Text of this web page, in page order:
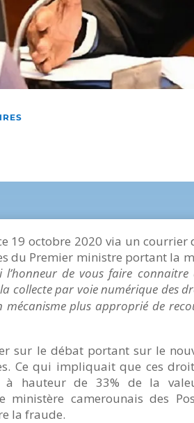
19 octobre 2020 via un
Premier ministre portant la
de vous faire
collecte par voie numérique des
plus approprié de
sur le débat portant sur le
Ce qui impliquait que ces
hauteur de 33% de la
camerounais des
la fraude.